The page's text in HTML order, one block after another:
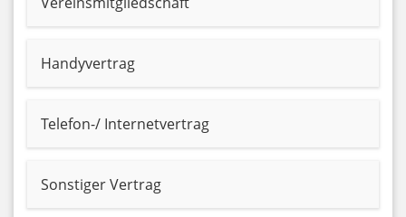
Handyvertrag
Telefon-/ Internetvertrag
Sonstiger Vertrag